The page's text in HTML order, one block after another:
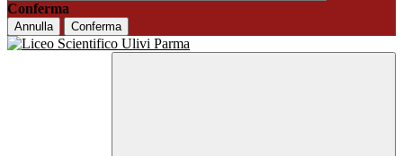
Conferma
Annulla Conferma